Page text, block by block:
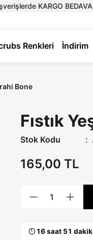
KARGO
Renkleri İndirim
Bone
Fıstık
Stok Kodu
165,00 TL